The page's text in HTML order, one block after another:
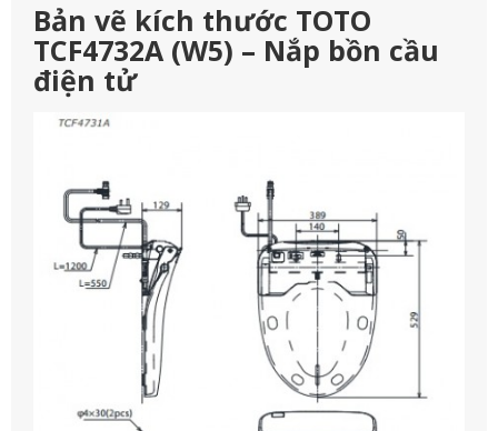
Bản vẽ kích thước TOTO
TCF4732A (W5) – Nắp bồn cầu
điện tử